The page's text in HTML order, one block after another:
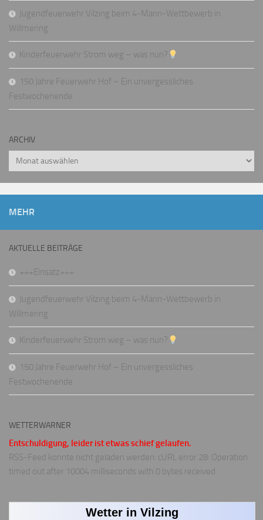
Jugendfeuerwehr Vilzing beim 4-Mann-Wettbewerb in
Willmering
Kinderfeuerwehr Strom weg – was nun?
150 Jahre Feuerwehr Hof – Ein unvergessliches
Festwochenende
ARCHIV
Archiv
MEHR
AKTUELLE BEITRÄGE
+++Einsatz+++
Jugendfeuerwehr Vilzing beim 4-Mann-Wettbewerb in
Willmering
Kinderfeuerwehr Strom weg – was nun?
150 Jahre Feuerwehr Hof – Ein unvergessliches
Festwochenende
WETTERWARNER
Entschuldigung, leider ist etwas schief gelaufen.
RSS-Feed konnte nicht geladen werden: cURL error 28: Operation
timed out after 10004 milliseconds with 0 bytes received
Wetter in Vilzing